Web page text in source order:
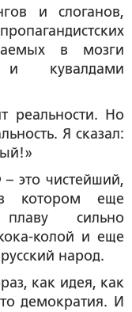
и слоганов,
в мозги
и кувалдами
реальности. Но
Я сказал:
это чистейший,
в котором еще
сильно
колой и еще
народ.
как идея, как
демократия. И